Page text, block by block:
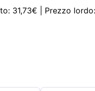
31,73€ | Prezzo